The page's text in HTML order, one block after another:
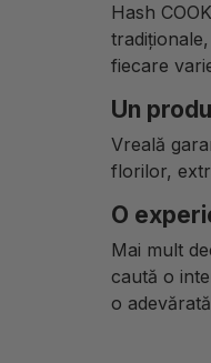
Hash
fiecare
Un
Vreală
florilor,
O
Mai mult
caută o
o